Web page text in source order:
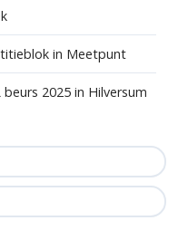
in Meetpunt
2025 in Hilversum